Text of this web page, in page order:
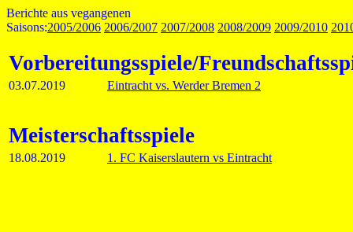
Berichte aus vegangenen
Saisons:2005/2006 2006/2007 2007/2008 2008/2009 2009/2010
Vorbereitungsspiele/
03.07.2019 Eintracht vs. Werder Bremen 2
Meisterschaftsspiele
18.08.2019 1. FC Kaiserslautern vs Eintracht